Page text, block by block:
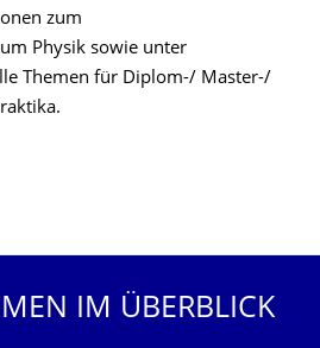
zum
Physik sowie unter
Themen für Diplom-/ Master-/
IM ÜBERBLICK